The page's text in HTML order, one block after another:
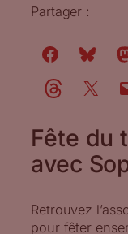
Partager :
Fête du
avec
Retrouvez
pour fêter